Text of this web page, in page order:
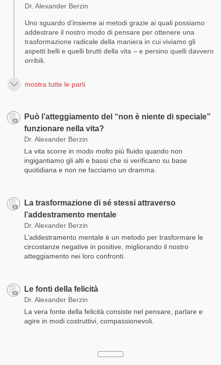
Dr. Alexander Berzin
Uno sguardo d’insieme ai metodi grazie ai quali possiamo
addestrare il nostro modo di pensare per ottenere una
trasformazione radicale della maniera in cui viviamo gli
aspetti belli e quelli brutti della vita – e persino quelli davvero
orribili.
mostra tutte le parti
Può l’atteggiamento del “non è niente di speciale”
funzionare nella vita?
Dr. Alexander Berzin
La vita scorre in modo molto più fluido quando non
ingigantiamo gli alti e bassi che si verificano su base
quotidiana e non ne facciamo un dramma.
La trasformazione di sé stessi attraverso
l’addestramento mentale
Dr. Alexander Berzin
L’addestramento mentale è un metodo per trasformare le
circostanze negative in positive, migliorando il nostro
atteggiamento nei loro confronti.
Le fonti della felicità
Dr. Alexander Berzin
La vera fonte della felicità consiste nel pensare, parlare e
agire in modi costruttivi, compassionevoli.